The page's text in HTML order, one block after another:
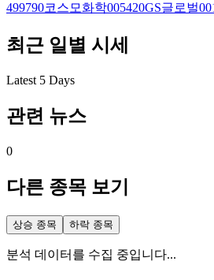
499790코스모화학005420GS글로벌
최근 일별 시세
Latest 5 Days
관련 뉴스
0
다른 종목 보기
상승 종목 하락 종목
분석 데이터를 수집 중입니다...